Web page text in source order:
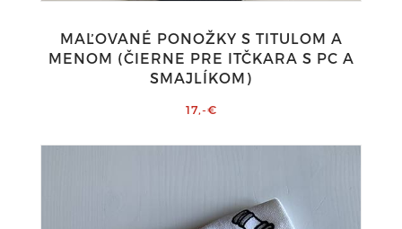
MAĽOVANÉ PONOŽKY S TITULOM A
MENOM (ČIERNE PRE ITČKARA S PC A
SMAJLÍKOM)
17,-€